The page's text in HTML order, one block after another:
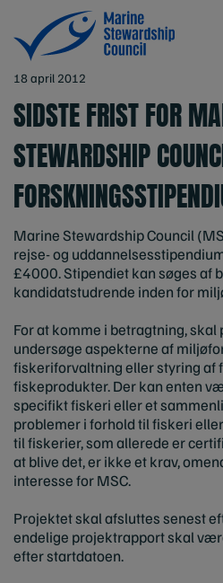
18 april 2012
SIDSTE FRIST FOR
STEWARDSHIP
Marine Stewardship Council
rejse- og
£4000. Stipendiet kan søges af
kandidatstudrende inden for
For at komme i betragtning,
undersøge aspekterne af
fiskeriforvaltning eller styring
fiskeprodukter. Der kan enten
specifikt fiskeri eller et
problemer i forhold til fiskeri
til fiskerier, som allerede er
at blive det, er ikke et krav,
interesse for MSC.
Projektet skal afsluttes senest
endelige projektrapport skal
efter startdatoen.